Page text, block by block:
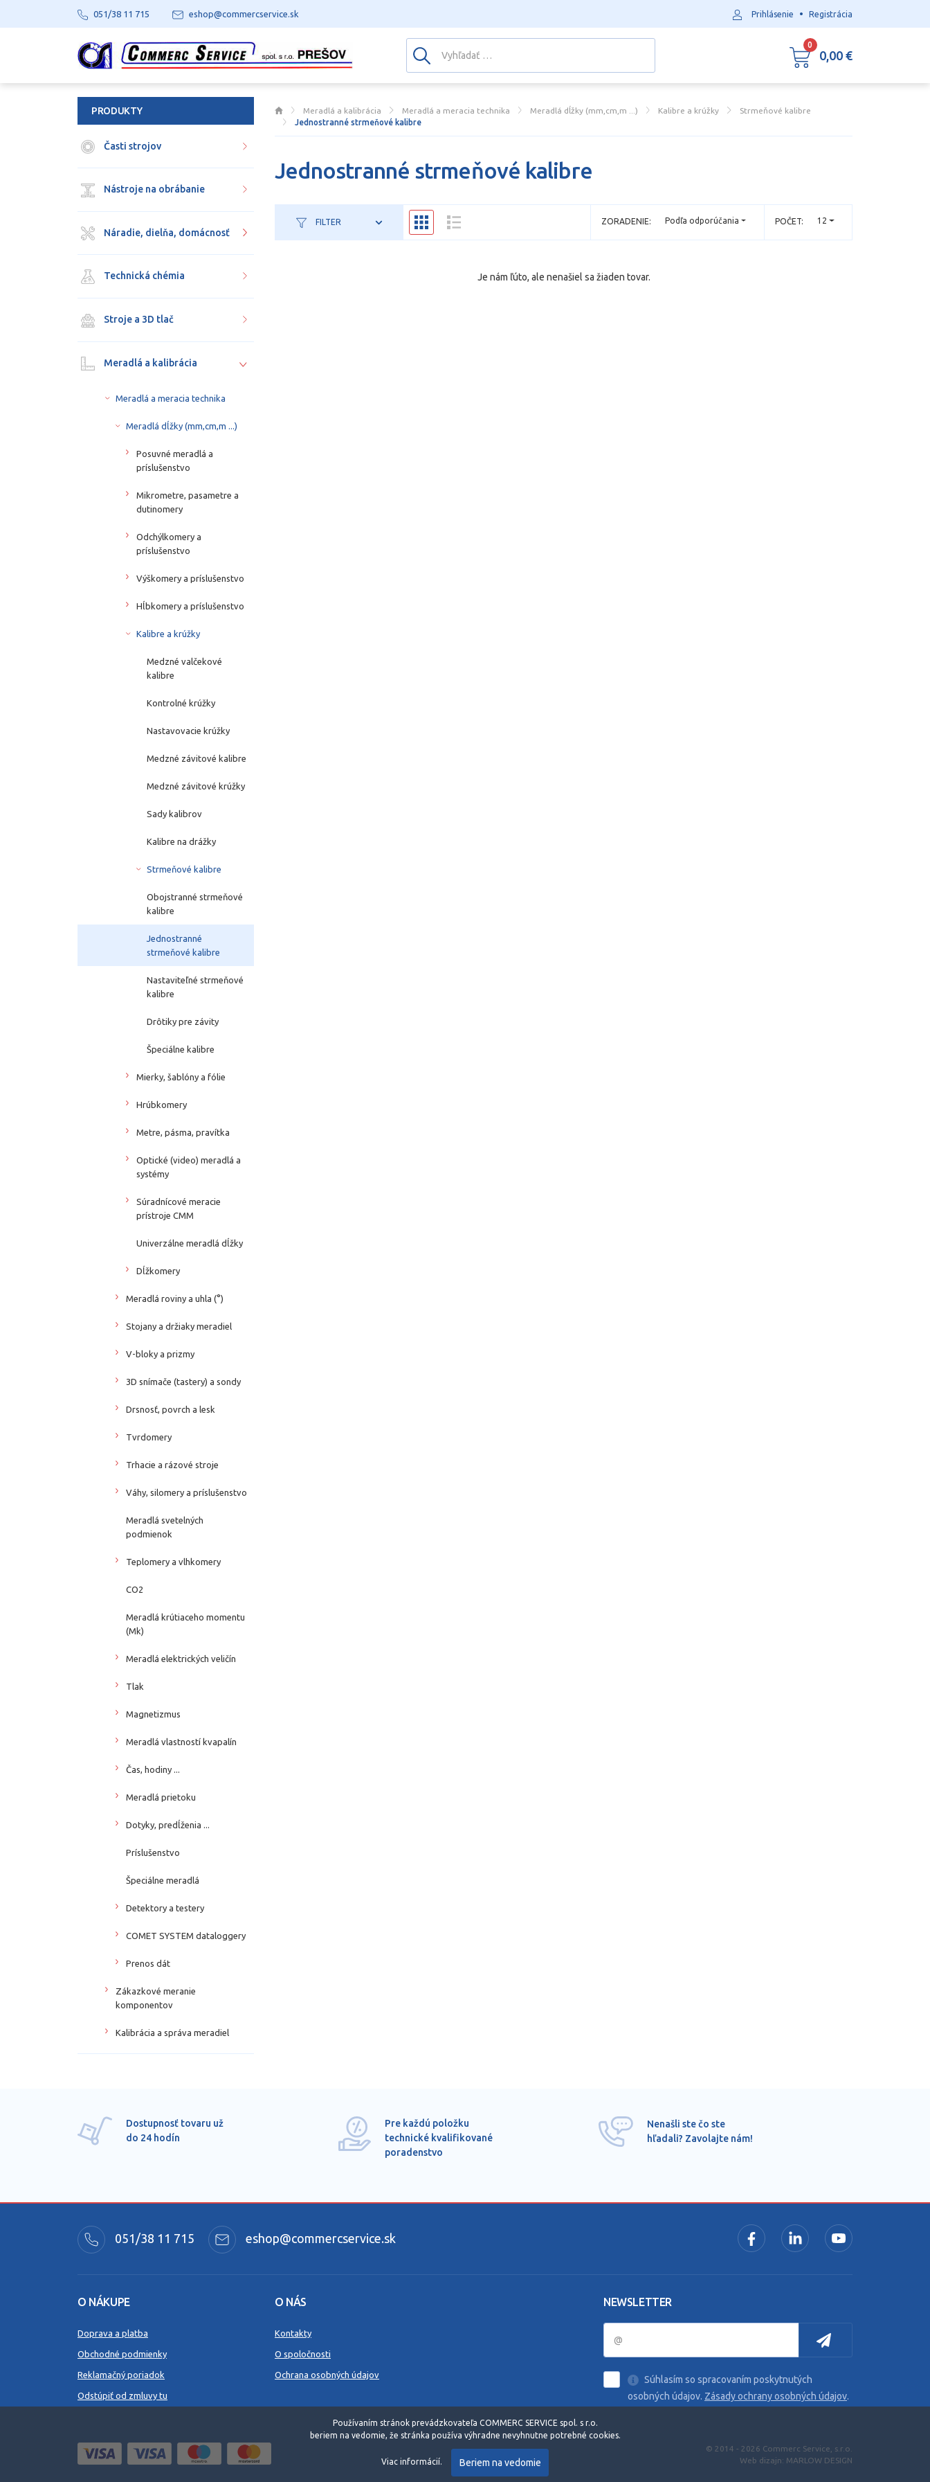
Meradlá a kalibrácia Meradlá a meracia technika Meradlá dĺžky (mm,cm,m ...) Kalibre a krúžky
Strmeňové kalibre
Jednostranné strmeňové kalibre
Jednostranné strmeňové kalibre
FILTER POČET: 12
ZORADENIE: Podľa odporúčania
Je nám ľúto, ale nenašiel sa žiaden tovar.
PRODUKTY
Časti strojov
Nástroje na obrábanie
Náradie, dielňa, domácnosť
Technická chémia
Stroje a 3D tlač
Meradlá a kalibrácia
Meradlá a meracia technika
Meradlá dĺžky (mm,cm,m ...)
Posuvné meradlá a
príslušenstvo
Mikrometre, pasametre a
dutinomery
Odchýlkomery a
príslušenstvo
Výškomery a príslušenstvo
Hĺbkomery a príslušenstvo
Kalibre a krúžky
Medzné valčekové
kalibre
Kontrolné krúžky
Nastavovacie krúžky
Medzné závitové kalibre
Medzné závitové krúžky
Sady kalibrov
Kalibre na drážky
Strmeňové kalibre
Obojstranné strmeňové
kalibre
Jednostranné
strmeňové kalibre
Nastaviteľné strmeňové
kalibre
Drôtiky pre závity
Špeciálne kalibre
Mierky, šablóny a fólie
Hrúbkomery
Metre, pásma, pravítka
Optické (video) meradlá a
systémy
Súradnícové meracie
prístroje CMM
Univerzálne meradlá dĺžky
Dĺžkomery
Meradlá roviny a uhla (°)
Stojany a držiaky meradiel
V-bloky a prizmy
3D snímače (tastery) a sondy
Drsnosť, povrch a lesk
Tvrdomery
Trhacie a rázové stroje
Váhy, silomery a príslušenstvo
Meradlá svetelných
podmienok
Teplomery a vlhkomery
CO2
Meradlá krútiaceho momentu
(Mk)
Meradlá elektrických veličín
Tlak
Magnetizmus
Meradlá vlastností kvapalín
Čas, hodiny ...
Meradlá prietoku
Dotyky, predĺženia ...
Príslušenstvo
Špeciálne meradlá
Detektory a testery
COMET SYSTEM dataloggery
Prenos dát
Zákazkové meranie
komponentov
Kalibrácia a správa meradiel
Dostupnosť tovaru už
do 24 hodín
Pre každú položku
technické kvalifikované
poradenstvo
Nenašli ste čo ste
hľadali? Zavolajte nám!
051/38 11 715 eshop@commercservice.sk
O NÁKUPE
Doprava a platba
Obchodné podmienky
Reklamačný poriadok
Odstúpiť od zmluvy tu
O NÁS
Kontakty
O spoločnosti
Ochrana osobných údajov
NEWSLETTER
Súhlasím so spracovaním poskytnutých
osobných údajov. Zásady ochrany osobných údajov.
© 2014 - 2026 Commerc Service, s.r.o.
Web dizajn: MARLOW DESIGN
051/38 11 715 eshop@commercservice.sk Prihlásenie • Registrácia
0
0,00 €
Používaním stránok prevádzkovateľa COMMERC SERVICE spol. s r.o.
beriem na vedomie, že stránka používa výhradne nevyhnutne potrebné cookies.
Viac informácií. Beriem na vedomie